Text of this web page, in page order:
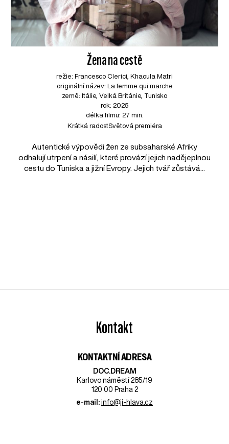
Žena na cestě
režie: Francesco Clerici, Khaoula Matri
originální název: La femme qui marche
země: Itálie, Velká Británie, Tunisko
rok: 2025
délka filmu: 27 min.
Krátká radostSvětová premiéra
Autentické výpovědi žen ze subsaharské Afriky
odhalují utrpení a násilí, které provází jejich nadějeplnou
cestu do Tuniska a jižní Evropy. Jejich tvář zůstává...
Kontakt
KONTAKTNÍ ADRESA
DOC.DREAM​
Karlovo náměstí 285/19
120 00 Praha 2
e-mail: info@ji-hlava.cz